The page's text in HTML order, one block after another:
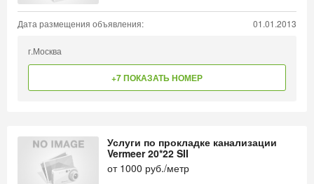
Дата размещения объявления: 01.01.2013
г.Москва
+7 ПОКАЗАТЬ НОМЕР
Услуги по прокладке канализации
Vermeer 20*22 SII
от 1000 руб./метр